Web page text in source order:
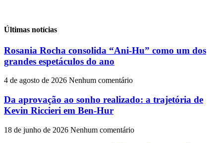
Últimas notícias
Rosania Rocha consolida “Ani-Hu” como um dos
grandes espetáculos do ano
4 de agosto de 2026 Nenhum comentário
Da aprovação ao sonho realizado: a trajetória de
Kevin Riccieri em Ben-Hur
18 de junho de 2026 Nenhum comentário